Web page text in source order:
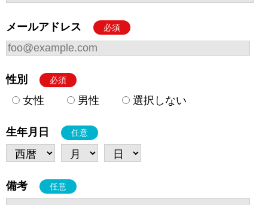
メールアドレス 必須
性別 必須
女性 男性 選択しない
生年月日 任意
備考 任意